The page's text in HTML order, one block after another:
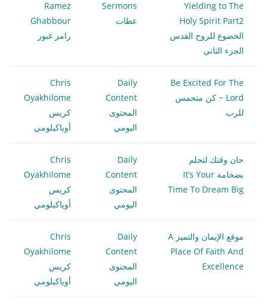
Yielding to The
Holy Spirit Part2
الخضوع للروح القدس
الجزء الثاني
Sermons
عظات
Ramez
Ghabbour
رامز غبور
Be Excited For The
Lord ~ كن متحمس
للرب
Daily
Content
المحتوى
اليومي
Chris
Oyakhilome
كريس
أوياكيلومي
حان وقتك لتحلم
بضخامة It’s Your
Time To Dream Big
Daily
Content
المحتوى
اليومي
Chris
Oyakhilome
كريس
أوياكيلومي
موقع الإيمان والتميز A
Place Of Faith And
Excellence
Daily
Content
المحتوى
اليومي
Chris
Oyakhilome
كريس
أوياكيلومي